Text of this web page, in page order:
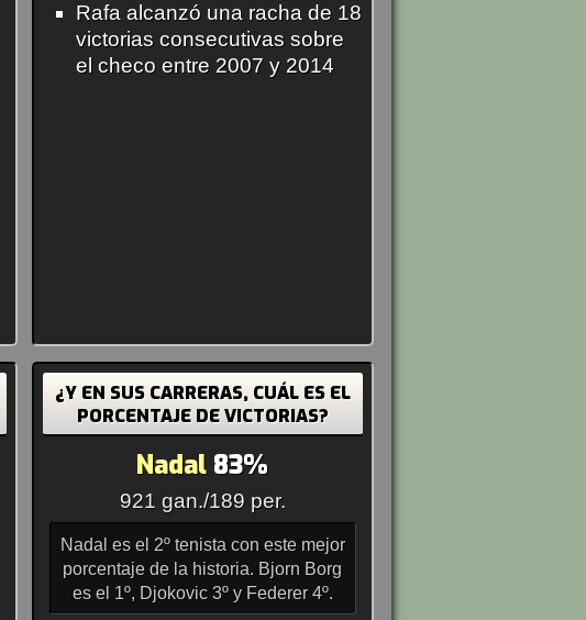
Rafa alcanzó una racha de 18
victorias consecutivas sobre
el checo entre 2007 y 2014
¿Y EN SUS CARRERAS, CUÁL ES EL
PORCENTAJE DE VICTORIAS?
Nadal 83%
921 gan./189 per.
Nadal es el 2º tenista con este mejor
porcentaje de la historia. Bjorn Borg
es el 1º, Djokovic 3º y Federer 4º.